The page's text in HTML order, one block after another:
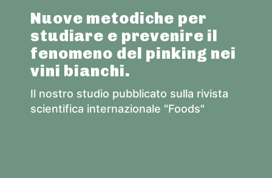
Nuove metodiche per
studiare e prevenire il
fenomeno del pinking nei
vini bianchi.
Il nostro studio pubblicato sulla rivista
scientifica internazionale "Foods"